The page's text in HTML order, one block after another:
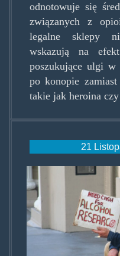
odnotowuje się
związanych z
legalne sklepy
wskazują na
poszukujące ulgi w
po konopie
takie jak heroina
21